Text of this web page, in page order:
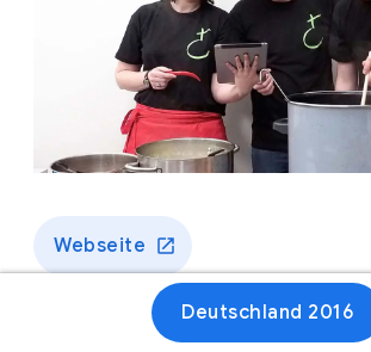
Webseite
Deutschland 2016